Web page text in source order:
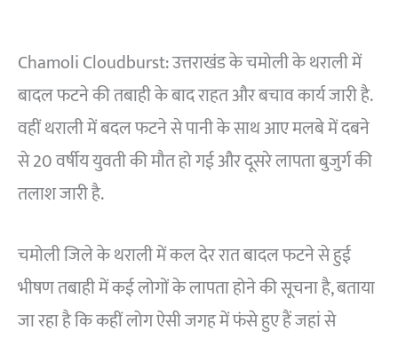
Chamoli Cloudburst: उत्तराखंड के चमोली के थराली में
बादल फटने की तबाही के बाद राहत और बचाव कार्य जारी है.
वहीं थराली में बदल फटने से पानी के साथ आए मलबे में दबने
से 20 वर्षीय युवती की मौत हो गई और दूसरे लापता बुजुर्ग की
तलाश जारी है.
चमोली जिले के थराली में कल देर रात बादल फटने से हुई
भीषण तबाही में कई लोगों के लापता होने की सूचना है, बताया
जा रहा है कि कहीं लोग ऐसी जगह में फंसे हुए हैं जहां से